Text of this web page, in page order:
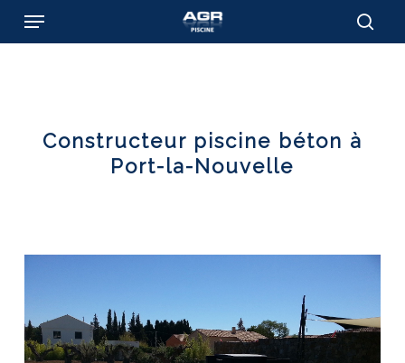
Menu
Constructeur piscine béton à
Port-la-Nouvelle